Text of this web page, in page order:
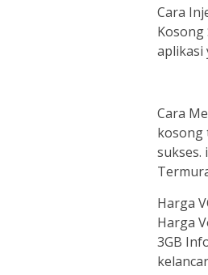
Cara
Kosong
aplikasi
Cara
kosong
sukses.
Harga
Harga
3GB